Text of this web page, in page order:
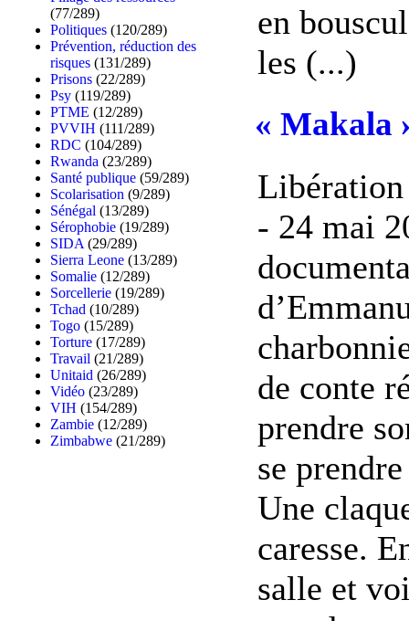
(77/289)
Politiques (120/289)
Prévention, réduction des
risques (131/289)
Prisons (22/289)
Psy (119/289)
PTME (12/289)
PVVIH (111/289)
RDC (104/289)
Rwanda (23/289)
Santé publique (59/289)
Scolarisation (9/289)
Sénégal (13/289)
Sérophobie (19/289)
SIDA (29/289)
Sierra Leone (13/289)
Somalie (12/289)
Sorcellerie (19/289)
Tchad (10/289)
Togo (15/289)
Torture (17/289)
Travail (21/289)
Unitaid (26/289)
Vidéo (23/289)
VIH (154/289)
Zambie (12/289)
Zimbabwe (21/289)
en
les (...)
« Makala
- 24 mai
de conte
prendre
se
Une
caresse.
salle et